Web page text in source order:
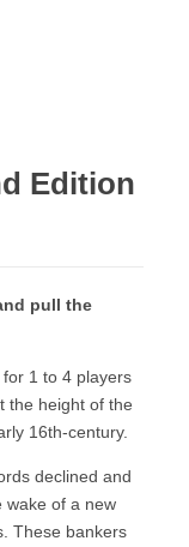
Edition
pull the
1 to 4 players
the height of the
16th-century.
declined and
wake of a new
These bankers